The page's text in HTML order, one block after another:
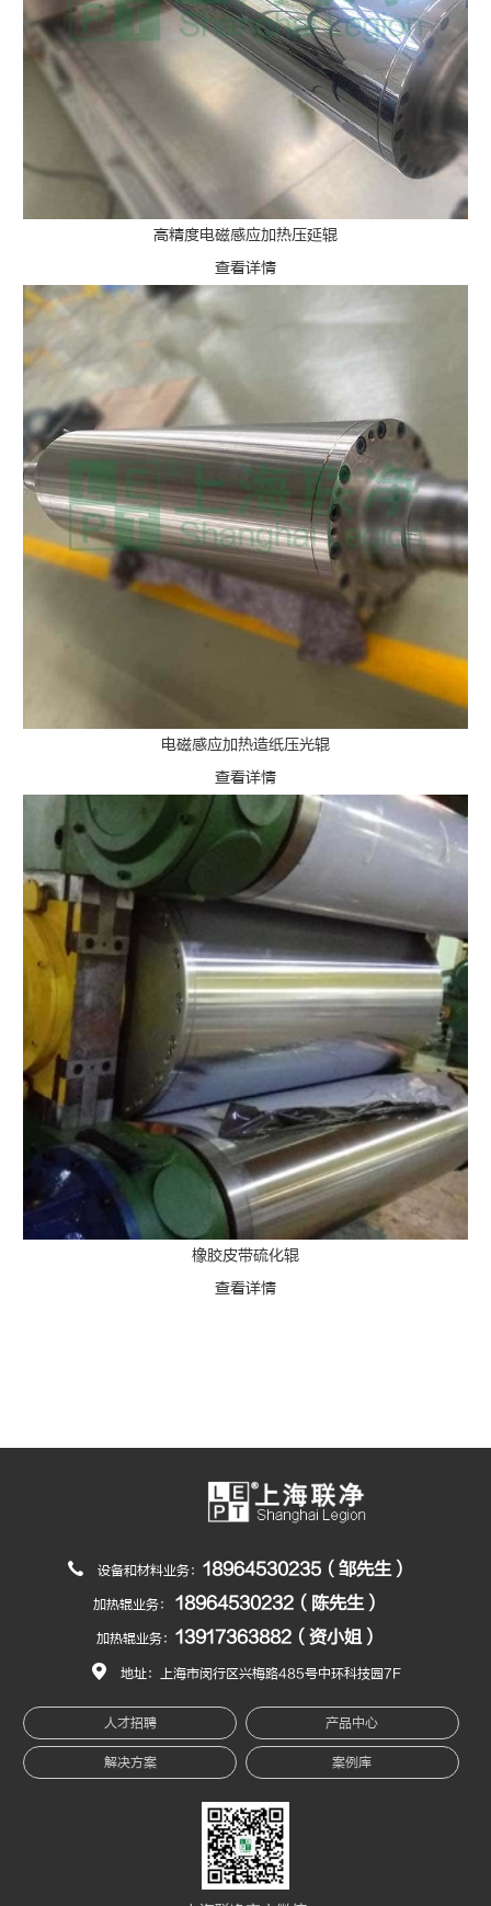
高精度电磁感应加热压延辊
查看详情
电磁感应加热造纸压光辊
查看详情
橡胶皮带硫化辊
查看详情
设备和材料业务： 18964530235（邹先生）
加热辊业务： 18964530232（陈先生）
加热辊业务： 13917363882（资小姐）
地址：上海市闵行区兴梅路485号中环科技园7F
人才招聘 产品中心
解决方案 案例库